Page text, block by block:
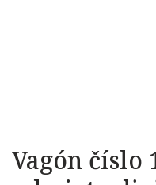
Vagón číslo